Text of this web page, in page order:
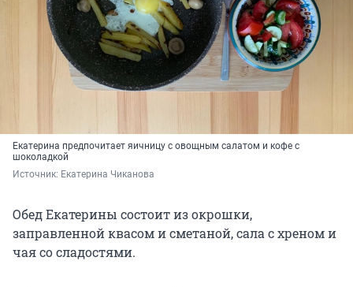
Екатерина предпочитает яичницу с овощным салатом и кофе с
шоколадкой
Источник: Екатерина Чиканова
Обед Екатерины состоит из окрошки,
заправленной квасом и сметаной, сала с хреном и
чая со сладостями.